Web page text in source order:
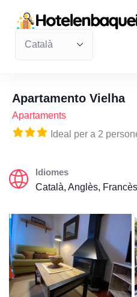
Apartamento Vielha
Apartaments
Ideal per a 2
Idiomes
Català, Anglès,